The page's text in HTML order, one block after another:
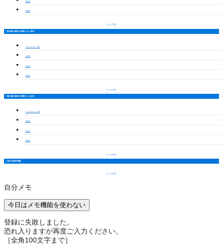
2LDK
3LDK
もっと見る
富吉駅の物件を間取りから探す
ワンルーム・1K
1LDK
2LDK
3LDK
もっと見る
蟹江駅の物件を間取りから探す
ワンルーム・1K
1LDK
2LDK
3LDK
もっと見る
周辺の物件情報
もっと見る
自分メモ
今日はメモ機能を使わない
登録に失敗しました。
恐れ入りますが再度ご入力ください。
［全角100文字まで］